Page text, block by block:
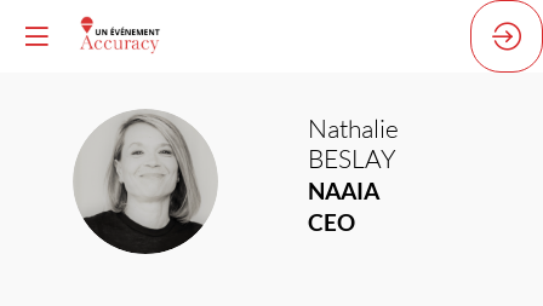
NB
Nathalie
BESLAY
NAAIA
CEO